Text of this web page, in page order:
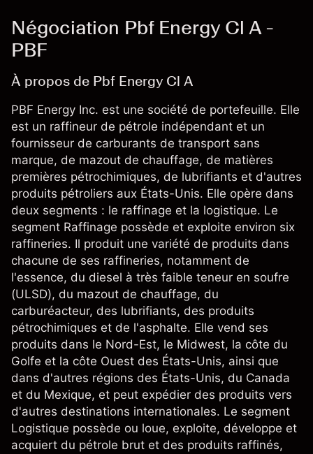
Négociation Pbf Energy Cl A -
PBF
À propos de Pbf Energy Cl A
PBF Energy Inc. est une société de portefeuille. Elle
est un raffineur de pétrole indépendant et un
fournisseur de carburants de transport sans
marque, de mazout de chauffage, de matières
premières pétrochimiques, de lubrifiants et d'autres
produits pétroliers aux États-Unis. Elle opère dans
deux segments : le raffinage et la logistique. Le
segment Raffinage possède et exploite environ six
raffineries. Il produit une variété de produits dans
chacune de ses raffineries, notamment de
l'essence, du diesel à très faible teneur en soufre
(ULSD), du mazout de chauffage, du
carburéacteur, des lubrifiants, des produits
pétrochimiques et de l'asphalte. Elle vend ses
produits dans le Nord-Est, le Midwest, la côte du
Golfe et la côte Ouest des États-Unis, ainsi que
dans d'autres régions des États-Unis, du Canada
et du Mexique, et peut expédier des produits vers
d'autres destinations internationales. Le segment
Logistique possède ou loue, exploite, développe et
acquiert du pétrole brut et des produits raffinés,